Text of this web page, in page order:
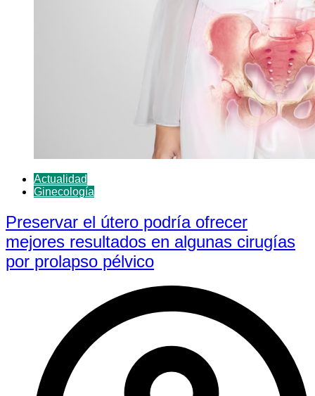
Actualidad
Ginecología
Preservar el útero podría ofrecer
mejores resultados en algunas cirugías
por prolapso pélvico